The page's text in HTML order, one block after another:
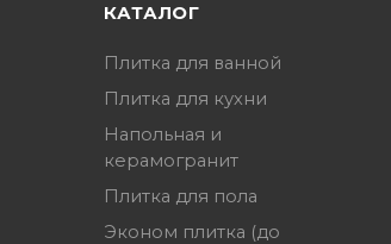
КАТАЛОГ
Плитка для ванной
Плитка для кухни
Напольная и
керамогранит
Плитка для пола
Эконом плитка (до